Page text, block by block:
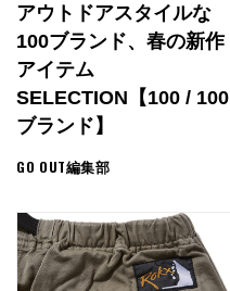
アウトドアスタイルな
100ブランド、春の新作
アイテム
SELECTION【100 / 100
ブランド】
GO OUT編集部